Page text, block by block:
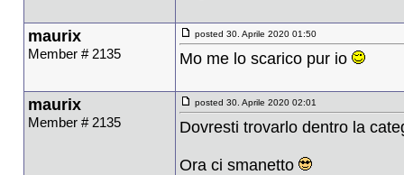
maurix
Member # 2135
posted 30. Aprile 2020 01:50
Mo me lo scarico pur io
maurix
Member # 2135
posted 30. Aprile 2020 02:01
Dovresti trovarlo dentro la
Ora ci smanetto